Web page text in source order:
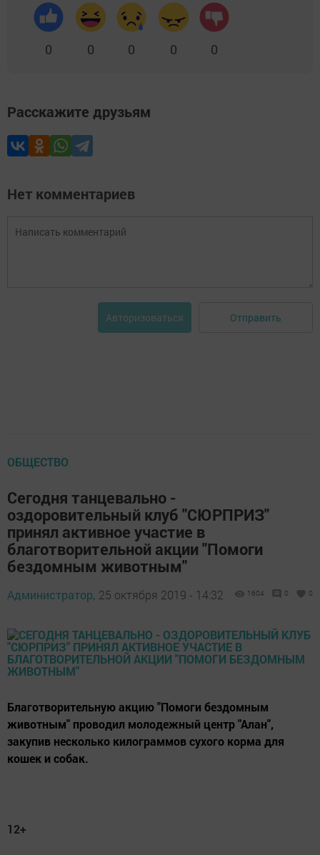
0 0 0 0 0
Расскажите друзьям
Нет комментариев
Авторизоваться Отправить
ОБЩЕСТВО
Сегодня танцевально -
оздоровительный клуб "СЮРПРИЗ"
принял активное участие в
благотворительной акции "Помоги
бездомным животным"
Администратор, 25 октября 2019 - 14:32 1604 0 0
Благотворительную акцию "Помоги бездомным
животным" проводил молодежный центр "Алан",
закупив несколько килограммов сухого корма для
кошек и собак.
12+